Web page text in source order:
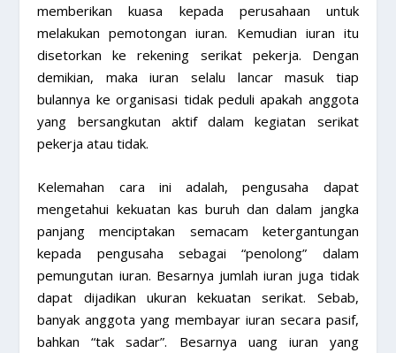
memberikan kuasa kepada perusahaan untuk
melakukan pemotongan iuran. Kemudian iuran itu
disetorkan ke rekening serikat pekerja. Dengan
demikian, maka iuran selalu lancar masuk tiap
bulannya ke organisasi tidak peduli apakah anggota
yang bersangkutan aktif dalam kegiatan serikat
pekerja atau tidak.
Kelemahan cara ini adalah, pengusaha dapat
mengetahui kekuatan kas buruh dan dalam jangka
panjang menciptakan semacam ketergantungan
kepada pengusaha sebagai “penolong” dalam
pemungutan iuran. Besarnya jumlah iuran juga tidak
dapat dijadikan ukuran kekuatan serikat. Sebab,
banyak anggota yang membayar iuran secara pasif,
bahkan “tak sadar”. Besarnya uang iuran yang